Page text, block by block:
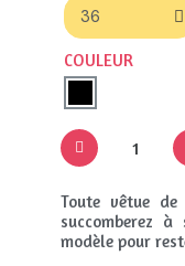
COULEUR
Toute vêtue
succomberez
modèle pour